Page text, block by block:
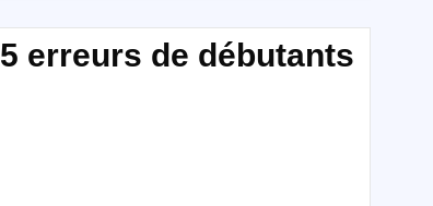
5 erreurs de débutants